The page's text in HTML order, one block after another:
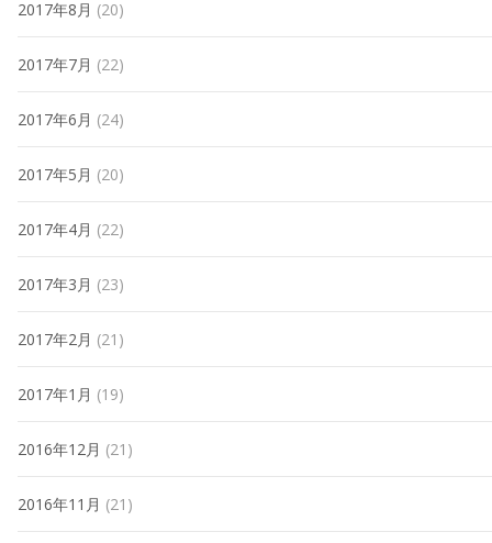
2017年8月 (20)
2017年7月 (22)
2017年6月 (24)
2017年5月 (20)
2017年4月 (22)
2017年3月 (23)
2017年2月 (21)
2017年1月 (19)
2016年12月 (21)
2016年11月 (21)